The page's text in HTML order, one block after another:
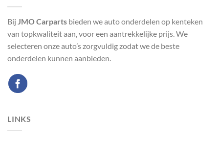
Bij JMO Carparts bieden we auto onderdelen op kenteken
van topkwaliteit aan, voor een aantrekkelijke prijs. We
selecteren onze auto’s zorgvuldig zodat we de beste
onderdelen kunnen aanbieden.
LINKS